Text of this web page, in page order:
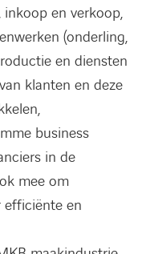
en verkoop,
(onderling,
en diensten
klanten en deze
business
in de
mee om
efficiënte en